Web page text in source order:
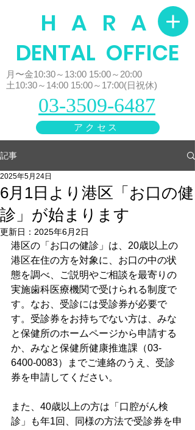
H A R A
​DENTAL OFFICE
月〜金10:30～13:00 15:00～20:00
土10:30～14:00 15:00～17:00(日祝休)
03-3509-6487
アクセス
記事
6月1日より港区「お口の健
診」が始まります
2025年5月24日
更新日： 2025年6月2日
港区の「お口の健診」は、20歳以上の
港区在住の方を対象に、お口の中の状
態を調べ、ご説明やご相談を最寄りの
実施歯科医療機関で受けられる制度で
す。なお、受診には受診券が必要で
す。受診券をお持ちでない方は、みな
と保健所のホームページから申請する
か、みなと保健所健康推進課（03-
6400-0083）までご連絡のうえ、受診
券を申請してください。
また、40歳以上の方は「口腔がん検
診」も年1回、同様の方法で受診券を申